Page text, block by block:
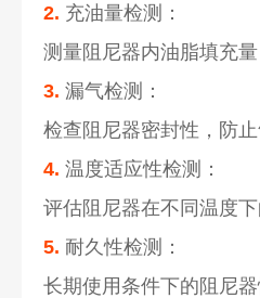
2. 充油量检测：
测量阻尼器内油脂填充量
3. 漏气检测：
检查阻尼器密封性，防止
4. 温度适应性检测：
评估阻尼器在不同温度下
5. 耐久性检测：
长期使用条件下的阻尼器